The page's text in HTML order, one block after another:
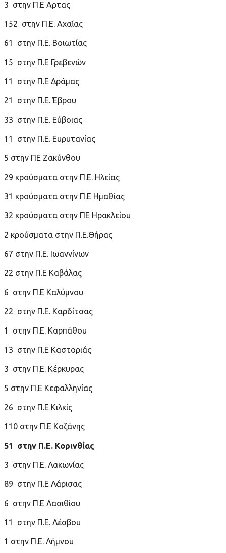
3 στην Π.Ε Αρτας
152 στην Π.Ε. Αχαΐας
61 στην Π.Ε. Βοιωτίας
15 στην Π.Ε Γρεβενών
11 στην Π.Ε Δράμας
21 στην Π.Ε. Έβρου
33 στην Π.Ε. Εύβοιας
11 στην Π.Ε. Ευρυτανίας
5 στην ΠΕ Ζακύνθου
29 κρούσματα στην Π.Ε. Ηλείας
31 κρούσματα στην Π.Ε Ημαθίας
32 κρούσματα στην ΠΕ Ηρακλείου
2 κρούσματα στην Π.Ε.Θήρας
67 στην Π.Ε. Ιωαννίνων
22 στην Π.Ε Καβάλας
6 στην Π.Ε Καλύμνου
22 στην Π.Ε. Καρδίτσας
1 στην Π.Ε. Καρπάθου
13 στην Π.Ε Καστοριάς
3 στην Π.Ε. Κέρκυρας
5 στην Π.Ε Κεφαλληνίας
26 στην Π.Ε Κιλκίς
110 στην Π.Ε Κοζάνης
51 στην Π.Ε. Κορινθίας
3 στην Π.Ε. Λακωνίας
89 στην Π.Ε Λάρισας
6 στην Π.Ε Λασιθίου
11 στην Π.Ε. Λέσβου
1 στην Π.Ε. Λήμνου